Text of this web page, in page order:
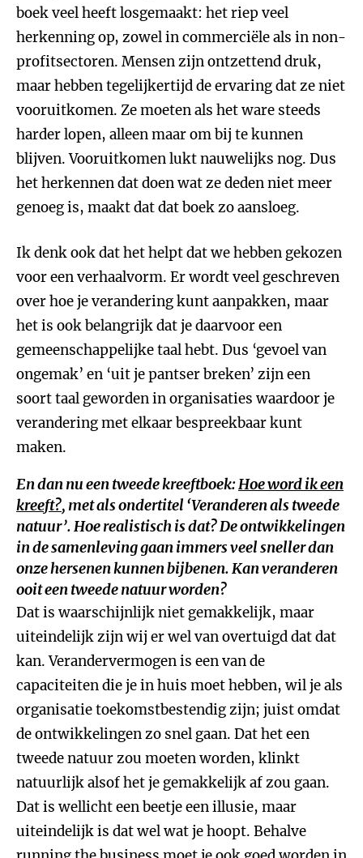
boek veel heeft losgemaakt: het riep veel
herkenning op, zowel in commerciële als in non-
profitsectoren. Mensen zijn ontzettend druk,
maar hebben tegelijkertijd de ervaring dat ze niet
vooruitkomen. Ze moeten als het ware steeds
harder lopen, alleen maar om bij te kunnen
blijven. Vooruitkomen lukt nauwelijks nog. Dus
het herkennen dat doen wat ze deden niet meer
genoeg is, maakt dat dat boek zo aansloeg.
Ik denk ook dat het helpt dat we hebben gekozen
voor een verhaalvorm. Er wordt veel geschreven
over hoe je verandering kunt aanpakken, maar
het is ook belangrijk dat je daarvoor een
gemeenschappelijke taal hebt. Dus ‘gevoel van
ongemak’ en ‘uit je pantser breken’ zijn een
soort taal geworden in organisaties waardoor je
verandering met elkaar bespreekbaar kunt
maken.
En dan nu een tweede kreeftboek:Hoe word ik een
kreeft?, met als ondertitel ‘Veranderen als tweede
natuur’. Hoe realistisch is dat? De ontwikkelingen
in de samenleving gaan immers veel sneller dan
onze hersenen kunnen bijbenen. Kan veranderen
ooit een tweede natuur worden?
Dat is waarschijnlijk niet gemakkelijk, maar
uiteindelijk zijn wij er wel van overtuigd dat dat
kan. Verandervermogen is een van de
capaciteiten die je in huis moet hebben, wil je als
organisatie toekomstbestendig zijn; juist omdat
de ontwikkelingen zo snel gaan. Dat het een
tweede natuur zou moeten worden, klinkt
natuurlijk alsof het je gemakkelijk af zou gaan.
Dat is wellicht een beetje een illusie, maar
uiteindelijk is dat wel wat je hoopt. Behalve